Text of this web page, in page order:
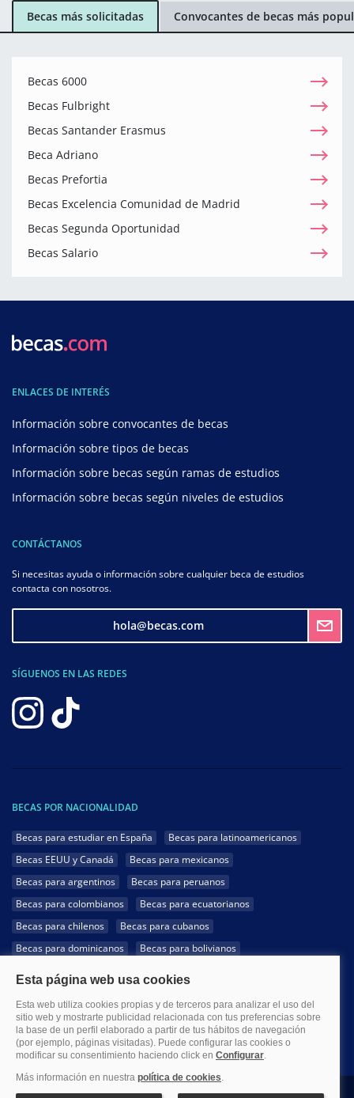
Becas más solicitadas Convocantes de becas más
Becas 6000
Becas Fulbright
Becas Santander Erasmus
Beca Adriano
Becas Prefortia
Becas Excelencia Comunidad de Madrid
Becas Segunda Oportunidad
Becas Salario
ENLACES DE INTERÉS
Información sobre convocantes de becas
Información sobre tipos de becas
Información sobre becas según ramas de estudios
Información sobre becas según niveles de estudios
CONTÁCTANOS
Si necesitas ayuda o información sobre cualquier beca de estudios
contacta con nosotros.
hola@becas.com
SÍGUENOS EN LAS REDES
BECAS POR NACIONALIDAD
Becas para estudiar en España
Becas para latinoamericanos
Becas EEUU y Canadá
Becas para mexicanos
Becas para argentinos
Becas para peruanos
Becas para colombianos
Becas para ecuatorianos
Becas para chilenos
Becas para cubanos
Becas para dominicanos
Becas para bolivianos
Becas para hondureños
Becas para paraguayos
Becas para uruguayos
Becas para salvadoreños
1999-2026 Becas.com @Todos los derechos reservados